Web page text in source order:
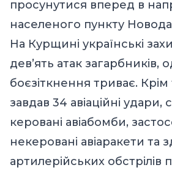
просунутися вперед в
населеного пункту
На Курщині українські
дев’ять атак загарбників,
боєзіткнення триває.
завдав 34 авіаційні
керовані авіабомби,
некеровані авіаракети та
артилерійських обстрілів